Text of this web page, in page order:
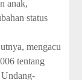
anak,
status
mengacu
tentang